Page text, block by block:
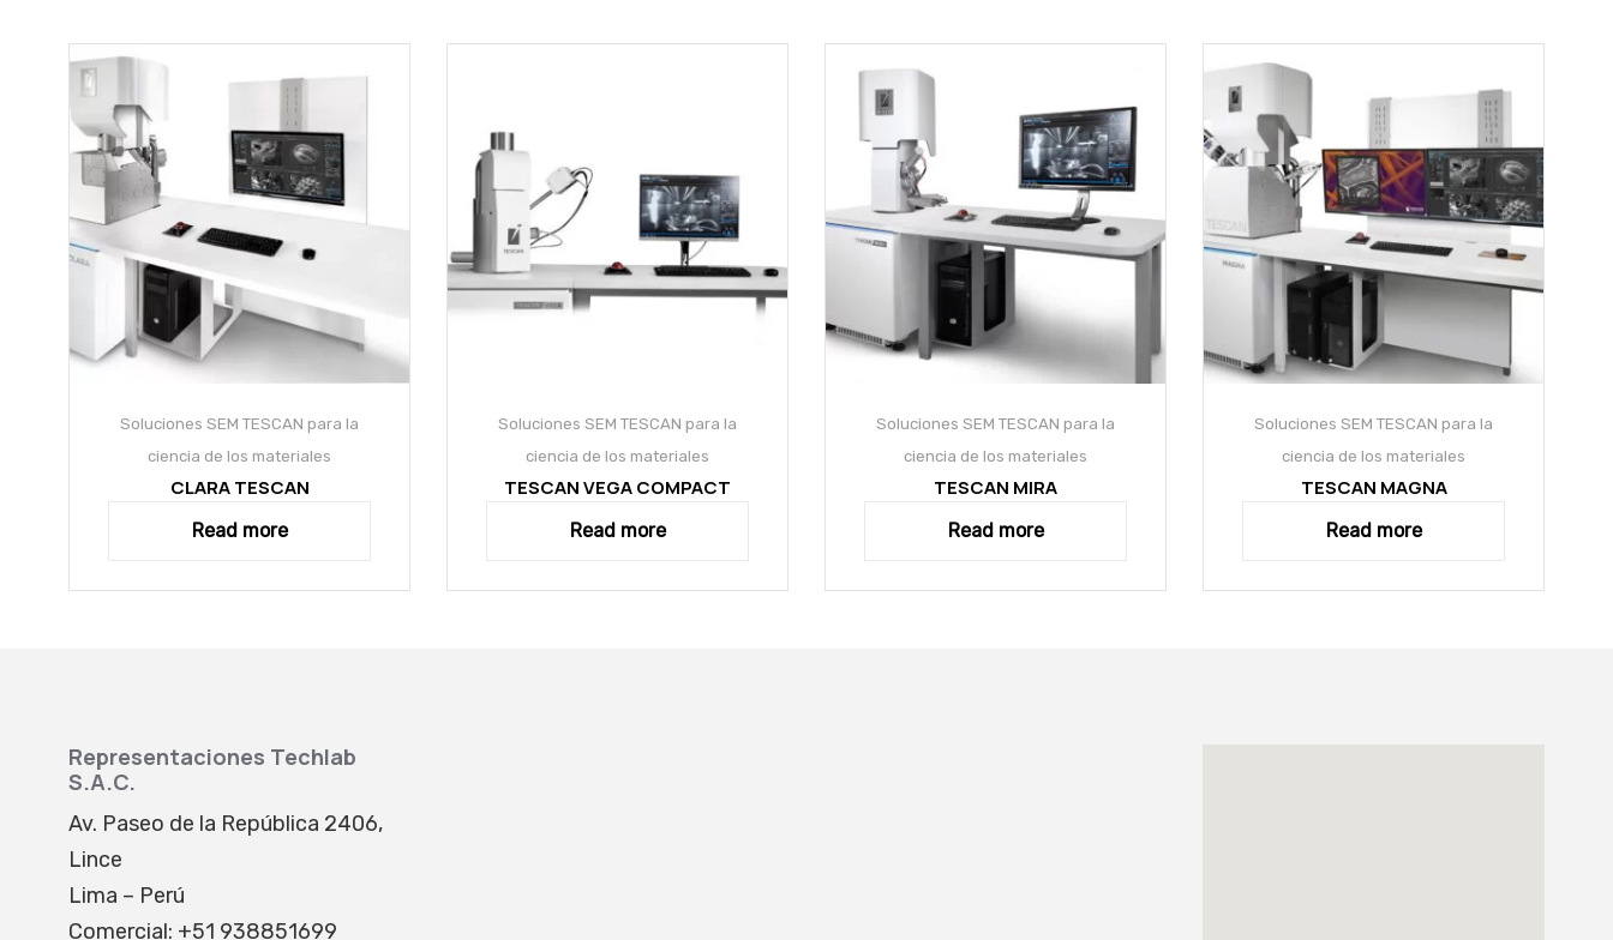
Soluciones SEM TESCAN para la
ciencia de los materiales
CLARA TESCAN
Read more
Soluciones SEM TESCAN para la
ciencia de los materiales
TESCAN VEGA COMPACT
Read more
Soluciones SEM TESCAN para la
ciencia de los materiales
TESCAN MIRA
Read more
Soluciones SEM TESCAN para la
ciencia de los materiales
TESCAN MAGNA
Read more
Representaciones Techlab
S.A.C.
Av. Paseo de la República 2406,
Lince
Lima – Perú
Comercial: +51 938851699